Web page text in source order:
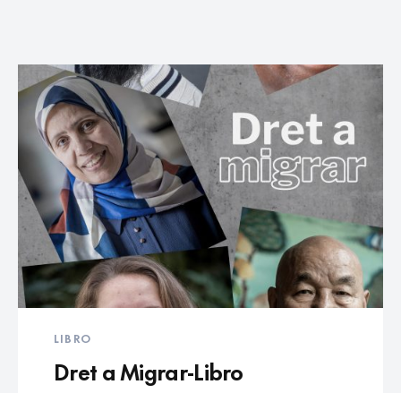
LIBRO
Dret a Migrar-Libro